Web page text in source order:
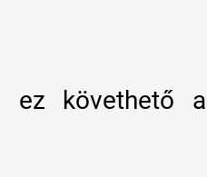
ez követhető a